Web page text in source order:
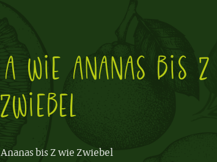
wie Ananas bis Z
bis Z wie Zwiebel